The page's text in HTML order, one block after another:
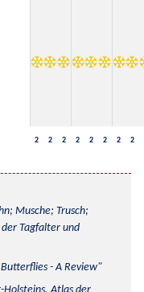
2 2 2 2 2 2 2 2
Musche; Trusch;
Tagfalter und
- A Review